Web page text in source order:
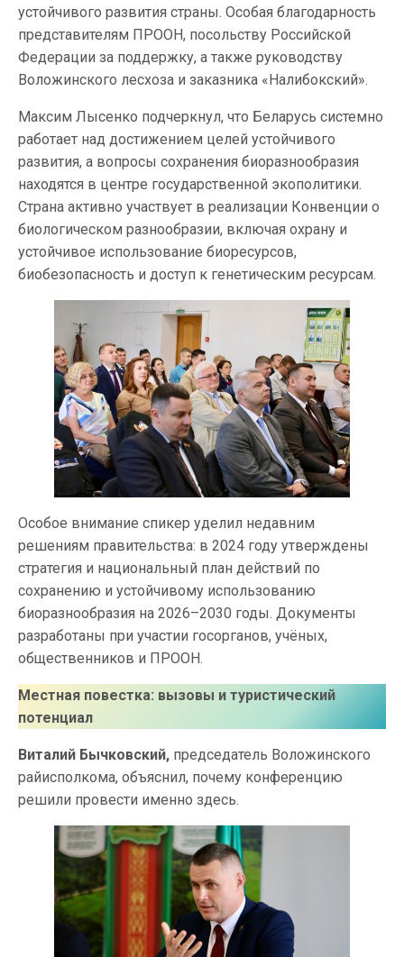
устойчивого развития страны. Особая благодарность
представителям ПРООН, посольству Российской
Федерации за поддержку, а также руководству
Воложинского лесхоза и заказника «Налибокский».
Максим Лысенко подчеркнул, что Беларусь системно
работает над достижением целей устойчивого
развития, а вопросы сохранения биоразнообразия
находятся в центре государственной экополитики.
Страна активно участвует в реализации Конвенции о
биологическом разнообразии, включая охрану и
устойчивое использование биоресурсов,
биобезопасность и доступ к генетическим ресурсам.
Особое внимание спикер уделил недавним
решениям правительства: в 2024 году утверждены
стратегия и национальный план действий по
сохранению и устойчивому использованию
биоразнообразия на 2026–2030 годы. Документы
разработаны при участии госорганов, учёных,
общественников и ПРООН.
Местная повестка: вызовы и туристический
потенциал
Виталий Бычковский, председатель Воложинского
райисполкома, объяснил, почему конференцию
решили провести именно здесь.